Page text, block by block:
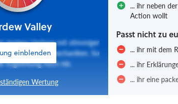
Valley
einblenden
riesigen Umfang mit stimmiger
Spielmechaniken. So
Sogwirkung noch nie.
Wertung
... ihr neben
Action wollt
Passt nicht zu
... ihr mit dem
... ihr
... ihr eine